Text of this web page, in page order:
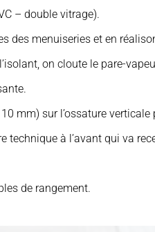
– double vitrage).
des menuiseries et en
on cloute le pare-
mm) sur l’ossature
à l’avant qui va
de rangement.